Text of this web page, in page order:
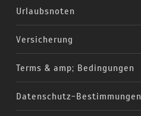
Urlaubsnoten
Versicherung
Terms & amp; Bedingungen
Datenschutz-Bestimmungen